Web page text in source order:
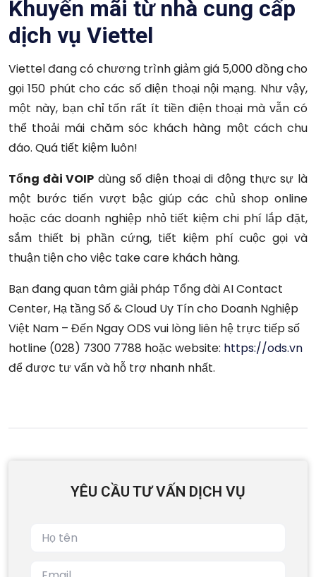
Khuyến mãi từ nhà cung cấp
dịch vụ Viettel
Viettel đang có chương trình giảm giá 5,000 đồng cho
gọi 150 phút cho các số điện thoại nội mạng. Như vậy,
một này, bạn chỉ tốn rất ít tiền điện thoại mà vẫn có
thể thoải mái chăm sóc khách hàng một cách chu
đáo. Quá tiết kiệm luôn!
Tổng đài VOIP dùng số điện thoại di động thực sự là
một bước tiến vượt bậc giúp các chủ shop online
hoặc các doanh nghiệp nhỏ tiết kiệm chi phí lắp đặt,
sắm thiết bị phần cứng, tiết kiệm phí cuộc gọi và
thuận tiện cho việc take care khách hàng.
Bạn đang quan tâm giải pháp Tổng đài AI Contact
Center, Hạ tầng Số & Cloud Uy Tín cho Doanh Nghiệp
Việt Nam – Đến Ngay ODS vui lòng liên hệ trực tiếp số
hotline (028) 7300 7788 hoặc website: https://ods.vn
để được tư vấn và hỗ trợ nhanh nhất.
YÊU CẦU TƯ VẤN DỊCH VỤ